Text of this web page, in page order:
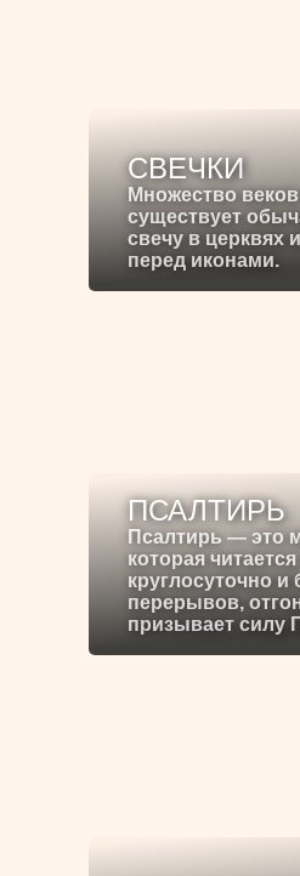
СВЕЧКИ
Множество веков
существует
свечу в церквях
перед иконами.
ПСАЛТИРЬ
Псалтирь — это
которая читается
круглосуточно и
перерывов,
призывает силу